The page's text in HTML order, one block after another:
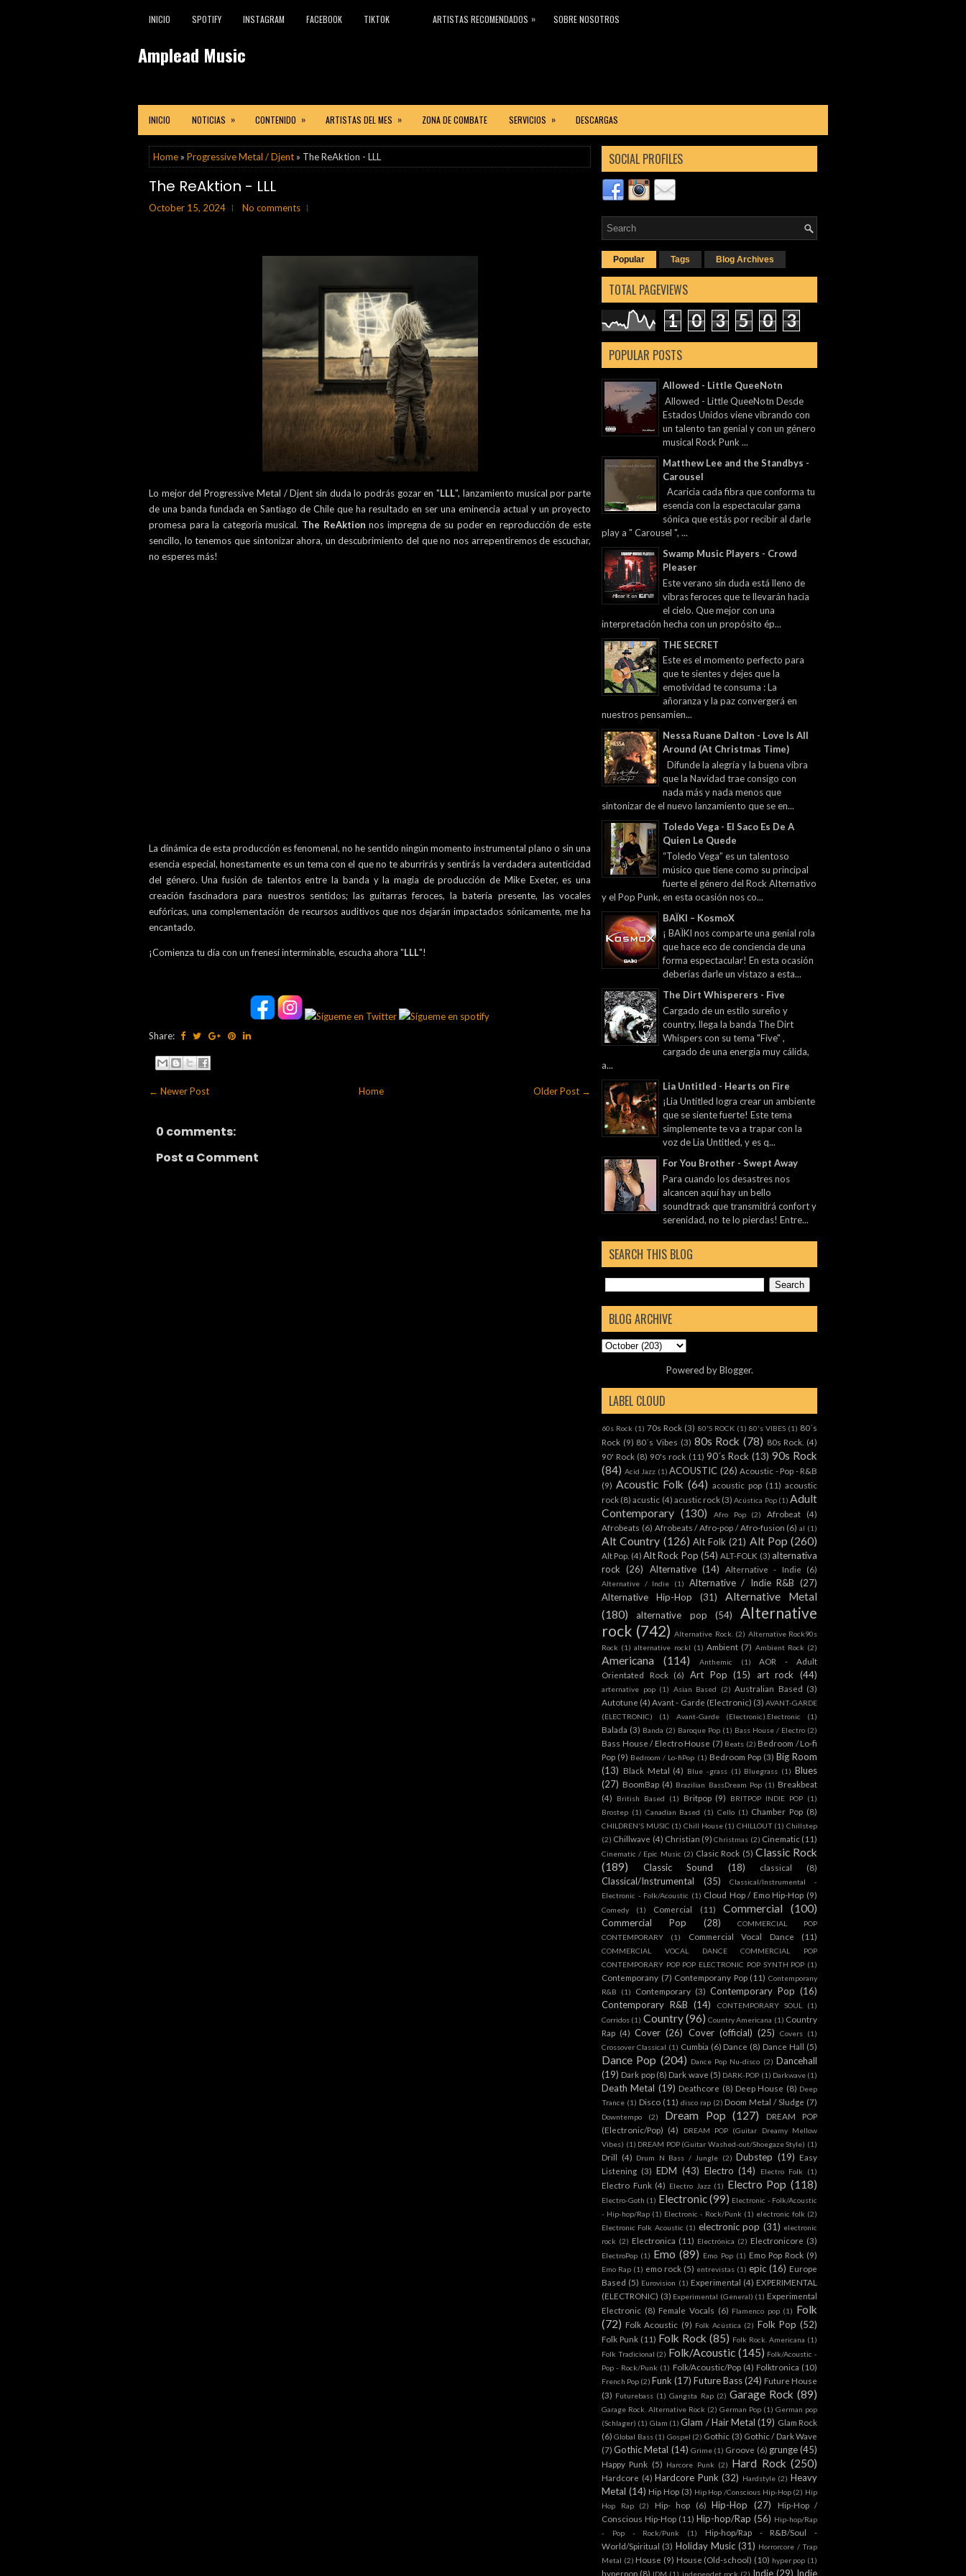
INICIO SPOTIFY INSTAGRAM FACEBOOK TIKTOK ARTISTAS RECOMENDADOS » SOBRE NOSOTROS
Amplead Music
INICIO NOTICIAS » CONTENIDO » ARTISTAS DEL MES » ZONA DE COMBATE SERVICIOS » DESCARGAS
Home » Progressive Metal / Djent » The ReAktion - LLL
The ReAktion - LLL
October 15, 2024 No comments
Lo mejor del Progressive Metal / Djent sin duda lo podrás gozar en "LLL", lanzamiento musical por parte
de una banda fundada en Santiago de Chile que ha resultado en ser una eminencia actual y un proyecto
promesa para la categoría musical. The ReAktion nos impregna de su poder en reproducción de este
sencillo, lo tenemos que sintonizar ahora, un descubrimiento del que no nos arrepentiremos de escuchar,
no esperes más!
La dinámica de esta producción es fenomenal, no he sentido ningún momento instrumental plano o sin una
esencia especial, honestamente es un tema con el que no te aburrirás y sentirás la verdadera autenticidad
del género. Una fusión de talentos entre la banda y la magia de producción de Mike Exeter, es una
creación fascinadora para nuestros sentidos; las guitarras feroces, la batería presente, las vocales
eufóricas, una complementación de recursos auditivos que nos dejarán impactados sónicamente, me ha
encantado.
¡Comienza tu día con un frenesí interminable, escucha ahora "LLL"!
Share:
← Newer Post Older Post →
Home
0 comments:
Post a Comment
SOCIAL PROFILES
Popular Tags Blog Archives
TOTAL PAGEVIEWS
1 0 3 5 0 3
POPULAR POSTS
Allowed - Little QueeNotn
Allowed - Little QueeNotn Desde
Estados Unidos viene vibrando con
un talento tan genial y con un género
musical Rock Punk ...
Matthew Lee and the Standbys -
Carousel
Acaricia cada fibra que conforma tu
esencia con la espectacular gama
sónica que estás por recibir al darle
play a " Carousel ", ...
Swamp Music Players - Crowd
Pleaser
Este verano sin duda está lleno de
vibras feroces que te llevarán hacia
el cielo. Que mejor con una
interpretación hecha con un propósito ép...
THE SECRET
Este es el momento perfecto para
que te sientes y dejes que la
emotividad te consuma : La
añoranza y la paz convergerá en
nuestros pensamien...
Nessa Ruane Dalton - Love Is All
Around (At Christmas Time)
Difunde la alegría y la buena vibra
que la Navidad trae consigo con
nada más y nada menos que
sintonizar de el nuevo lanzamiento que se en...
Toledo Vega - El Saco Es De A
Quien Le Quede
“Toledo Vega” es un talentoso
músico que tiene como su principal
fuerte el género del Rock Alternativo
y el Pop Punk, en esta ocasión nos co...
BAÏKI – KosmoX
¡ BAÏKI nos comparte una genial rola
que hace eco de conciencia de una
forma espectacular! En esta ocasión
deberías darle un vistazo a esta...
The Dirt Whisperers - Five
Cargado de un estilo sureño y
country, llega la banda The Dirt
Whispers con su tema "Five" ,
cargado de una energía muy cálida,
a...
Lia Untitled - Hearts on Fire
¡Lia Untitled logra crear un ambiente
que se siente fuerte! Este tema
simplemente te va a trapar con la
voz de Lia Untitled, y es q...
For You Brother - Swept Away
Para cuando los desastres nos
alcancen aquí hay un bello
soundtrack que transmitirá confort y
serenidad, no te lo pierdas! Entre...
SEARCH THIS BLOG
BLOG ARCHIVE
Powered byBlogger.
LABEL CLOUD
60s Rock (1) 70s Rock (3) 80'S ROCK (1) 80's VIBES (1) 80´s
Rock (9) 80´s Vibes (3) 80s Rock (78) 80s Rock. (4)
90' Rock (8) 90's rock (11) 90´s Rock (13) 90s Rock
(84) Acid Jazz (1) ACOUSTIC (26) Acoustic - Pop - R&B
(9) Acoustic Folk (64) acoustic pop (11) acoustic
rock (8) acustic (4) acustic rock (3) Acústica Pop (1) Adult
Contemporary (130) Afro Pop (2) Afrobeat
(4)
Afrobeats (6) Afrobeats / Afro-pop / Afro-fusion (6) al (1)
Alt Country (126) Alt Folk (21) Alt Pop (260)
Alt Pop. (4) Alt Rock Pop (54) ALT-FOLK (3) alternativa
rock (26) Alternative (14) Alternative - Indie (6)
Alternative / Indie (1) Alternative / Indie R&B (27)
Alternative Hip-Hop
(31)
Alternative Metal
(180)
alternative pop (54)
Alternative
rock (742) Alternative Rock. (2) Alternative Rock90s
Rock (1) alternative rockl (1) Ambient (7) Ambient Rock (2)
Americana (114) Anthemic (1)
AOR - Adult
Orientated Rock (6) Art Pop (15) art rock (44)
arternative pop (1) Asian Based (2) Australian Based (3)
Autotune (4) Avant - Garde (Electronic) (3) AVANT-GARDE
(ELECTRONIC)
(1) Avant-Garde (Electronic).Electronic (1)
Balada (3) Banda (2) Baroque Pop (1) Bass House / Electro (2)
Bass House / Electro House (7) Beats (2) Bedroom / Lo-fi
Pop (9) Bedroom / Lo-fiPop (1) Bedroom Pop (3) Big Room
(13) Black Metal (4) Blue -grass (1) Bluegrass (1) Blues
(27) BoomBap (4) Brazilian BassDream Pop (1) Breakbeat
(4)
British Based (1) Britpop (9) BRITPOP INDIE POP (1)
Brostep (1) Canadian Based (1) Cello (1) Chamber Pop (8)
CHILDREN'S MUSIC (1) Chill House (1) CHILLOUT (1) Chillstep
(2) Chillwave (4) Christian (9) Christmas (2) Cinematic (11)
Cinematic / Epic Music (2) Clasic Rock (5) Classic Rock
(189)
Classic Sound (18) classical (8)
Classical/Instrumental (35)
Classical/Instrumental -
Electronic - Folk/Acoustic (1) Cloud Hop / Emo Hip-Hop (9)
Comedy (1) Comercial (11) Commercial (100)
Commercial Pop (28)
COMMERCIAL POP
CONTEMPORARY
(1) Commercial Vocal Dance (11)
COMMERCIAL VOCAL DANCE COMMERCIAL POP
CONTEMPORARY POP POP ELECTRONIC POP SYNTH POP (1)
Contemporany (7) Contemporany Pop (11) Contemporany
R&B
(1) Contemporary (3) Contemporary Pop (16)
Contemporary R&B (14) CONTEMPORARY SOUL
(1)
Corridos (1) Country(96) Country Americana (1) Country
Rap (4) Cover (26) Cover (official) (25) Covers (1)
Crossover Classical (1) Cumbia (6) Dance (8) Dance Hall (5)
Dance Pop (204) Dance Pop Nu-disco (2) Dancehall
(19) Dark pop (8) Dark wave (5) DARK-POP (1) Darkwave (1)
Death Metal (19) Deathcore (8) Deep House (8) Deep
Trance (1) Disco (11) disco rap (2) Doom Metal / Sludge (7)
Downtempo (2) Dream Pop (127)
DREAM POP
(Electronic/Pop) (4)
DREAM POP (Guitar Dreamy Mellow
Vibes) (1) DREAM POP (Guitar Washed-out/Shoegaze Style) (1)
Drill (4) Drum N Bass / Jungle (2) Dubstep (19) Easy
Listening (3) EDM (43) Electro (14) Electro Folk (1)
Electro Funk (4) Electro Jazz (1) Electro Pop (118)
Electro-Goth (1) Electronic(99) Electronic - Folk/Acoustic
- Hip-hop/Rap (1) Electronic - Rock/Punk (1) electronic folk (2)
Electronic Folk Acoustic (1) electronic pop (31) electronic
rock (2) Electronica (11) Electrónica (2) Electronicore (3)
ElectroPop (1) Emo (89) Emo Pop (1) Emo Pop Rock (9)
Emo Rap (1) emo rock (5) entrevistas (1) epic (16) Europe
Based (5) Eurovision (1) Experimental (4) EXPERIMENTAL
(ELECTRONIC) (3) Experimental (General) (1) Experimental
Electronic (8) Female Vocals (6) Flamenco pop (1) Folk
(72) Folk Acoustic (9) Folk Acústica (2) Folk Pop (52)
Folk Punk (11) Folk Rock (85) Folk Rock. Americana (1)
Folk Tradicional (2) Folk/Acoustic (145) Folk/Acoustic -
Pop - Rock/Punk (1) Folk/Acoustic/Pop (4) Folktronica (10)
French Pop (2) Funk (17) Future Bass(24) Future House
(3) Futurebass (1) Gangsta Rap (2) Garage Rock (89)
Garage Rock. Alternative Rock (2) German Pop (1) German pop
(Schlager) (1) Glam (1) Glam / Hair Metal (19) Glam Rock
(6) Global Bass (1) Gospel (2) Gothic (3) Gothic / Dark Wave
(7) Gothic Metal (14) Grime (1) Groove (6) grunge (45)
Happy Punk (5) Harcore Punk (2) Hard Rock (250)
Hardcore (4) Hardcore Punk (32) Hardstyle (2) Heavy
Metal (14) Hip Hop (3) Hip Hop /Conscious Hip-Hop (2) Hip
Hop Rap
(2) Hip- hop (6) Hip-Hop (27)
Hip-Hop /
Conscious Hip-Hop (11) Hip-hop/Rap (56) Hip-hop/Rap
- Pop - Rock/Punk
(1)
Hip-hop/Rap - R&B/Soul -
World/Spiritual (3) Holiday Music (31) Horrorcore / Trap
Metal (2) House (9) House (Old-school) (10) hyper pop (1)
hyperpop (8) IDM (1) independet rock (2) Indie (29) Indie